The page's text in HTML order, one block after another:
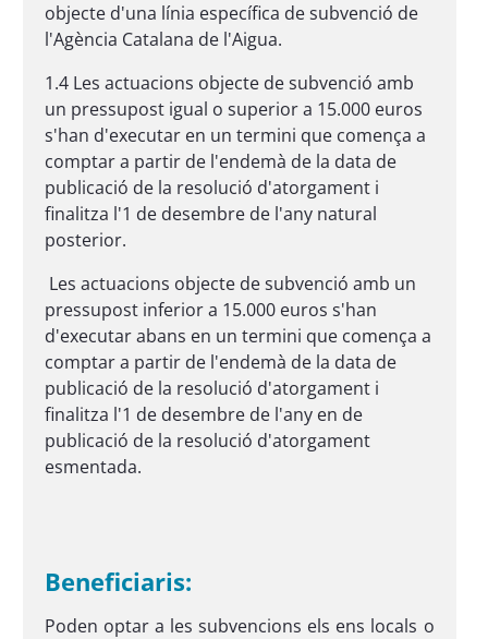
objecte d'una línia específica de subvenció de
l'Agència Catalana de l'Aigua.
1.4 Les actuacions objecte de subvenció amb
un pressupost igual o superior a 15.000 euros
s'han d'executar en un termini que comença a
comptar a partir de l'endemà de la data de
publicació de la resolució d'atorgament i
finalitza l'1 de desembre de l'any natural
posterior.
Les actuacions objecte de subvenció amb un
pressupost inferior a 15.000 euros s'han
d'executar abans en un termini que comença a
comptar a partir de l'endemà de la data de
publicació de la resolució d'atorgament i
finalitza l'1 de desembre de l'any en de
publicació de la resolució d'atorgament
esmentada.
Beneficiaris:
Poden optar a les subvencions els ens locals o